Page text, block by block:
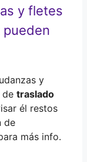
y fletes
pueden
y
de traslado
él restos
de
más info.